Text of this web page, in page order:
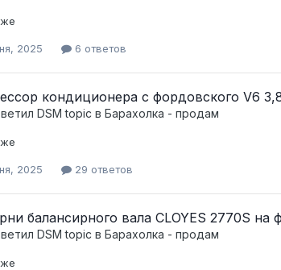
2025 6 ответов
кондиционера с фордовского V6
DSM topic в Барахолка - продам
2025 29 ответов
балансирного вала CLOYES 2770S на
DSM topic в Барахолка - продам